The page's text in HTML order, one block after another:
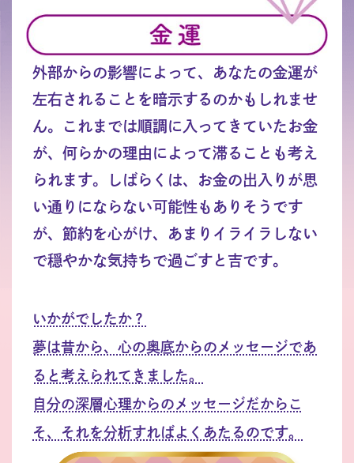
外部からの影響によって、あなたの金運が
左右されることを暗示するのかもしれませ
ん。これまでは順調に入ってきていたお金
が、何らかの理由によって滞ることも考え
られます。しばらくは、お金の出入りが思
い通りにならない可能性もありそうです
が、節約を心がけ、あまりイライラしない
で穏やかな気持ちで過ごすと吉です。
いかがでしたか？
夢は昔から、心の奥底からのメッセージであ
ると考えられてきました。
自分の深層心理からのメッセージだからこ
そ、それを分析すればよくあたるのです。